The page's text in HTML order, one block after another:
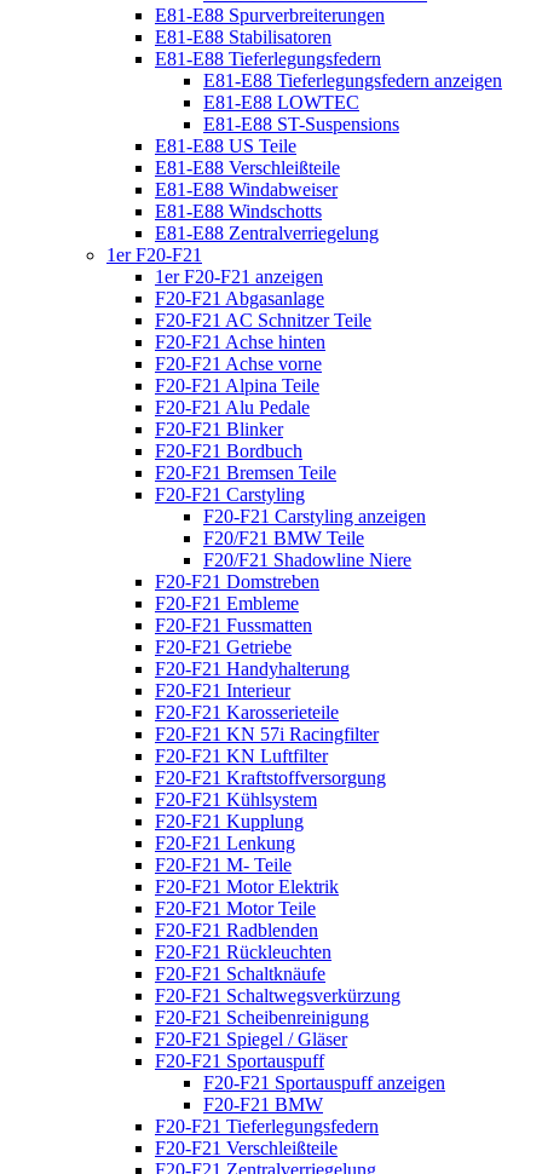
E81-E88 Spurverbreiterungen
E81-E88 Stabilisatoren
E81-E88 Tieferlegungsfedern
E81-E88 Tieferlegungsfedern anzeigen
E81-E88 LOWTEC
E81-E88 ST-Suspensions
E81-E88 US Teile
E81-E88 Verschleißteile
E81-E88 Windabweiser
E81-E88 Windschotts
E81-E88 Zentralverriegelung
1er F20-F21
1er F20-F21 anzeigen
F20-F21 Abgasanlage
F20-F21 AC Schnitzer Teile
F20-F21 Achse hinten
F20-F21 Achse vorne
F20-F21 Alpina Teile
F20-F21 Alu Pedale
F20-F21 Blinker
F20-F21 Bordbuch
F20-F21 Bremsen Teile
F20-F21 Carstyling
F20-F21 Carstyling anzeigen
F20/F21 BMW Teile
F20/F21 Shadowline Niere
F20-F21 Domstreben
F20-F21 Embleme
F20-F21 Fussmatten
F20-F21 Getriebe
F20-F21 Handyhalterung
F20-F21 Interieur
F20-F21 Karosserieteile
F20-F21 KN 57i Racingfilter
F20-F21 KN Luftfilter
F20-F21 Kraftstoffversorgung
F20-F21 Kühlsystem
F20-F21 Kupplung
F20-F21 Lenkung
F20-F21 M- Teile
F20-F21 Motor Elektrik
F20-F21 Motor Teile
F20-F21 Radblenden
F20-F21 Rückleuchten
F20-F21 Schaltknäufe
F20-F21 Schaltwegsverkürzung
F20-F21 Scheibenreinigung
F20-F21 Spiegel / Gläser
F20-F21 Sportauspuff
F20-F21 Sportauspuff anzeigen
F20-F21 BMW
F20-F21 Tieferlegungsfedern
F20-F21 Verschleißteile
F20-F21 Zentralverriegelung